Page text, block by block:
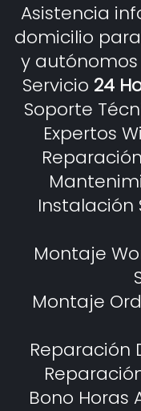
Asistencia
domicilio
y autónomos
Servicio 24
Soporte
Expertos
Instalación
Montaje
Montaje
Reparación
Bono Horas